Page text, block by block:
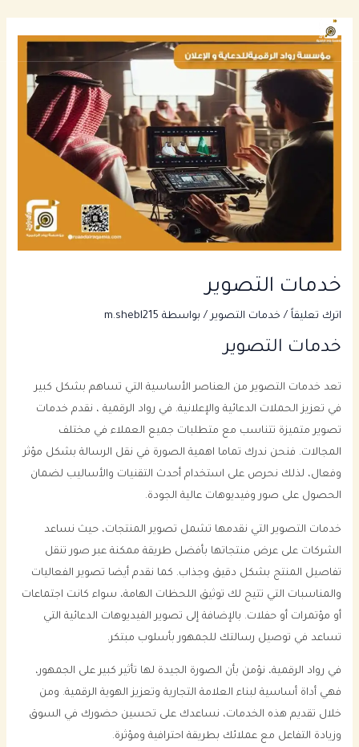
المحتوى
خدمات التصوير
اترك تعليقاً / خدمات التصوير / بواسطة m.shebl215
خدمات التصوير
تعد خدمات التصوير من العناصر الأساسية التي تساهم بشكل كبير
في تعزيز الحملات الدعائية والإعلانية. في رواد الرقمية ، نقدم خدمات
تصوير متميزة تتناسب مع متطلبات جميع العملاء في مختلف
المجالات. فنحن ندرك تماما اهمية الصورة في نقل الرسالة بشكل مؤثر
وفعال، لذلك نحرص على استخدام أحدث التقنيات والأساليب لضمان
الحصول على صور وفيديوهات عالية الجودة.
خدمات التصوير التي نقدمها تشمل تصوير المنتجات، حيث نساعد
الشركات على عرض منتجاتها بأفضل طريقة ممكنة عبر صور تنقل
تفاصيل المنتج بشكل دقيق وجذاب. كما نقدم أيضا تصوير الفعاليات
والمناسبات التي تتيح لك توثيق اللحظات الهامة، سواء كانت اجتماعات
أو مؤتمرات أو حفلات. بالإضافة إلى تصوير الفيديوهات الدعائية التي
تساعد في توصيل رسالتك للجمهور بأسلوب مبتكر.
في رواد الرقمية، نؤمن بأن الصورة الجيدة لها تأثير كبير على الجمهور،
فهي أداة أساسية لبناء العلامة التجارية وتعزيز الهوية الرقمية. ومن
خلال تقديم هذه الخدمات، نساعدك على تحسين حضورك في السوق
وزيادة التفاعل مع عملائك بطريقة احترافية ومؤثرة.